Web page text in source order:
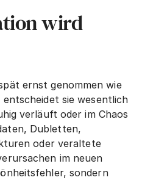
wird
Kaum ein Thema wird so spät ernst genommen wie
entscheidet sie wesentlich
verläuft oder im Chaos
Dubletten,
oder veraltete
im neuen
sondern